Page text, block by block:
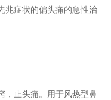
兆症状的偏头痛的急性治
，止头痛。用于风热型鼻